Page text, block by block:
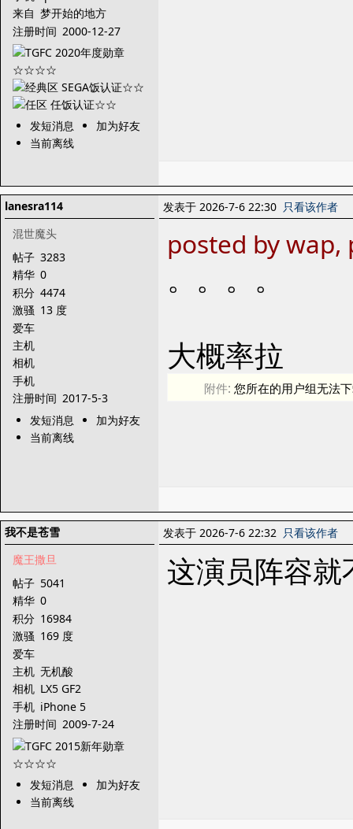
来自 梦开始的地方
注册时间 2000-12-27
发短消息
加为好友
当前离线
lanesra114
混世魔头
帖子 3283
精华 0
积分 4474
激骚 13 度
爱车
主机
相机
手机
注册时间 2017-5-3
发短消息
加为好友
当前离线
发表于 2026-7-6 22:30 只看该作者
posted by
。。。。
大概率拉
附件:您所在的用户组无法
我不是苍雪
魔王撒旦
帖子 5041
精华 0
积分 16984
激骚 169 度
爱车
主机 无机酸
相机 LX5 GF2
手机 iPhone 5
注册时间 2009-7-24
发短消息
加为好友
当前离线
发表于 2026-7-6 22:32 只看该作者
这演员阵容